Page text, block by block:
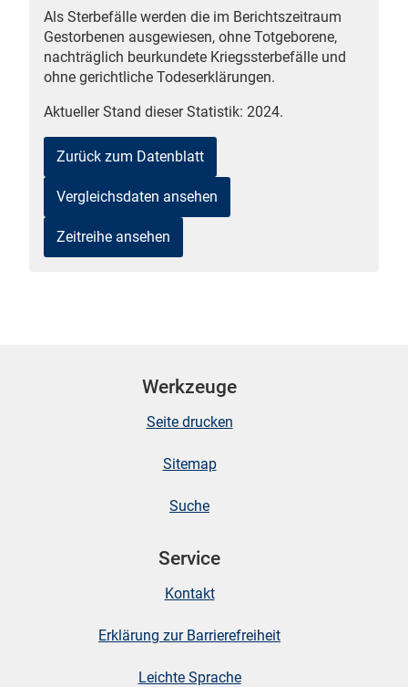
Als Sterbefälle werden die im Berichtszeitraum
Gestorbenen ausgewiesen, ohne Totgeborene,
nachträglich beurkundete Kriegssterbefälle und
ohne gerichtliche Todeserklärungen.
Aktueller Stand dieser Statistik: 2024.
Zurück zum Datenblatt
Vergleichsdaten ansehen
Zeitreihe ansehen
Werkzeuge
Seite drucken
Sitemap
Suche
Service
Kontakt
Erklärung zur Barrierefreiheit
Leichte Sprache